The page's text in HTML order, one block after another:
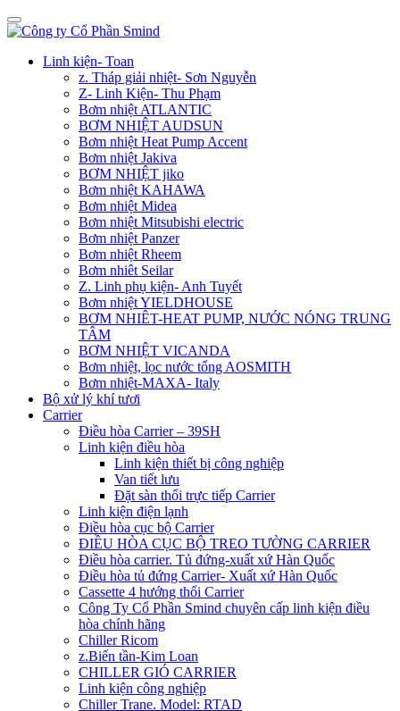
Linh kiện- Toan
z. Tháp giải nhiệt- Sơn Nguyễn
Z- Linh Kiện- Thu Phạm
Bơm nhiệt ATLANTIC
BƠM NHIỆT AUDSUN
Bơm nhiệt Heat Pump Accent
Bơm nhiệt Jakiva
BƠM NHIỆT jiko
Bơm nhiệt KAHAWA
Bơm nhiệt Midea
Bơm nhiệt Mitsubishi electric
Bơm nhiệt Panzer
Bơm nhiệt Rheem
Bơm nhiêt Seilar
Z. Linh phụ kiện- Anh Tuyết
Bơm nhiệt YIELDHOUSE
BƠM NHIÊT-HEAT PUMP, NƯỚC NÓNG TRUNG
TÂM
BƠM NHIỆT VICANDA
Bơm nhiệt, lọc nước tổng AOSMITH
Bơm nhiệt-MAXA- Italy
Bộ xử lý khí tươi
Carrier
Điều hòa Carrier – 39SH
Linh kiện điều hòa
Linh kiện thiết bị công nghiệp
Van tiết lưu
Đặt sàn thổi trực tiếp Carrier
Linh kiện điện lạnh
Điều hòa cục bộ Carrier
ĐIỀU HÒA CỤC BỘ TREO TƯỜNG CARRIER
Điều hòa carrier. Tủ đứng-xuất xứ Hàn Quốc
Điều hòa tủ đứng Carrier- Xuất xứ Hàn Quốc
Cassette 4 hướng thổi Carrier
Công Ty Cổ Phần Smind chuyên cấp linh kiện điều
hòa chính hãng
Chiller Ricom
z.Biến tần-Kim Loan
CHILLER GIÓ CARRIER
Linh kiện công nghiệp
Chiller Trane. Model: RTAD